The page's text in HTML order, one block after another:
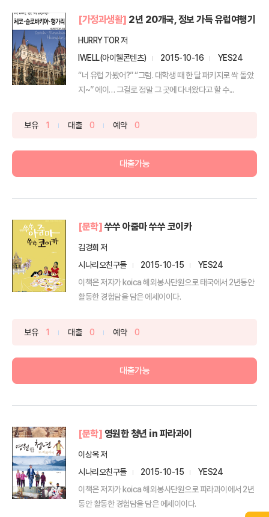
[가정과생활] 2년 20개국, 정보 가득 유럽여행기
HURRYTOR 저
IWELL(아이웰콘텐츠)
2015-10-16
YES24
“너 유럽 가봤어?” “그럼. 대학생 때 한 달 패키지로 싹 돌았
지~” 에이… 그걸로 정말 그 곳에 다녀왔다고 할 수...
보유 1 대출 0 예약 0
대출가능
[문학] 쑤쑤 아줌마 쑤쑤 코이카
김경희 저
시나리오친구들
2015-10-15
YES24
이책은 저자가 koica 해외봉사단원으로 태국에서 2년동안
활동한 경험담을 담은 에세이이다.
보유 1 대출 0 예약 0
대출가능
[문학] 영원한 청년 in 파라과이
이상옥 저
시나리오친구들
2015-10-15
YES24
이책은 저자가 koica 해외봉사단원으로 파라과이에서 2년
동안 활동한 경험담을 담은 에세이이다.